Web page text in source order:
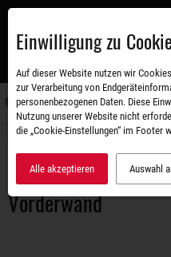
Zum
Vorderwand
Einwilligung zu
Auf dieser Website nutzen wir
zur Verarbeitung von
personenbezogenen Daten. Diese
Nutzung unserer Website nicht
die „Cookie-Einstellungen“ im Footer
Alle akzeptieren Auswahl